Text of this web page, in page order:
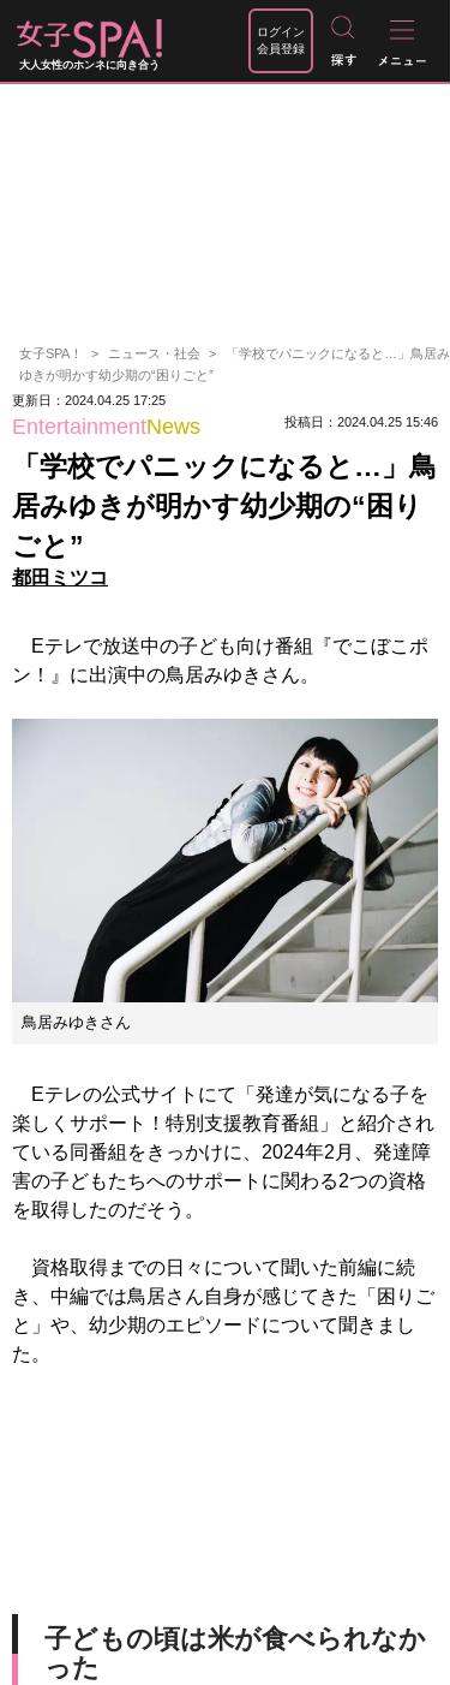
大人女性のホンネに向き合う
ログイン
会員登録
女子SPA！ ニュース・社会
「学校でパニックになると…」鳥居み
ゆきが明かす幼少期の“困りごと”
更新日：2024.04.25 17:25
EntertainmentNews 投稿日：2024.04.25 15:46
「学校でパニックになると…」鳥
居みゆきが明かす幼少期の“困り
ごと”
都田ミツコ
Eテレで放送中の子ども向け番組『でこぼこポ
ン！』に出演中の鳥居みゆきさん。
鳥居みゆきさん
Eテレの公式サイトにて「発達が気になる子を
楽しくサポート！特別支援教育番組」と紹介され
ている同番組をきっかけに、2024年2月、発達障
害の子どもたちへのサポートに関わる2つの資格
を取得したのだそう。
資格取得までの日々について聞いた前編に続
き、中編では鳥居さん自身が感じてきた「困りご
と」や、幼少期のエピソードについて聞きまし
た。
子どもの頃は米が食べられなか
った